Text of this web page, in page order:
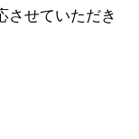
させていただき